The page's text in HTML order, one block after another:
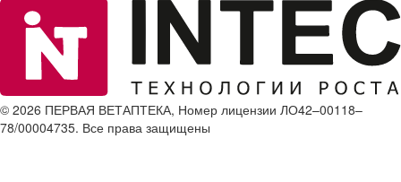
© 2026 ПЕРВАЯ ВЕТАПТЕКА, Номер лицензии ЛО42–00118–
78/00004735. Все права защищены